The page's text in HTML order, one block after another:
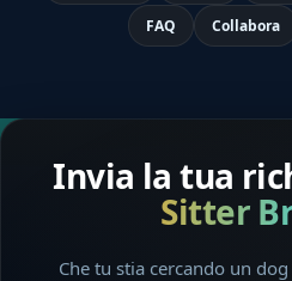
FAQ Collabora
Invia la tua
Sitter
Che tu stia cercando un